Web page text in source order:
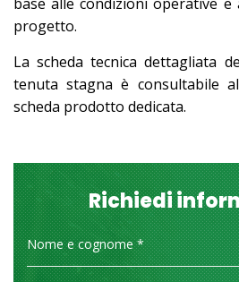
base alle condizioni operative e
progetto.
La scheda tecnica dettagliata
tenuta stagna è consultabile
scheda prodotto dedicata.
Richiedi